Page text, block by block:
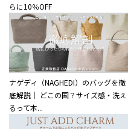
らに10％OFF
ナゲディ（NAGHEDI）のバッグを徹
底解説｜ どこの国？サイズ感・洗え
るって本...